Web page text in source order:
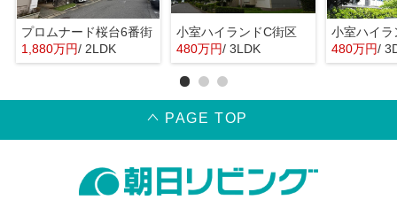
プロムナード桜台6番街
1,880万円/ 2LDK
小室ハイランドC街区
480万円/ 3LDK
小室ハイラ
480万円/
PAGE TOP